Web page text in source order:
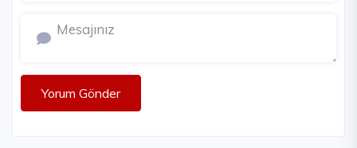
Yorum Gönder